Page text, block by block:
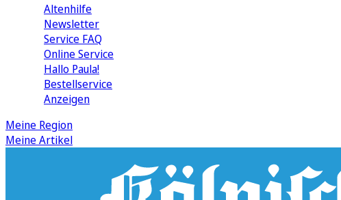
Altenhilfe
Newsletter
Service FAQ
Online Service
Hallo Paula!
Bestellservice
Anzeigen
Meine Region
Meine Artikel